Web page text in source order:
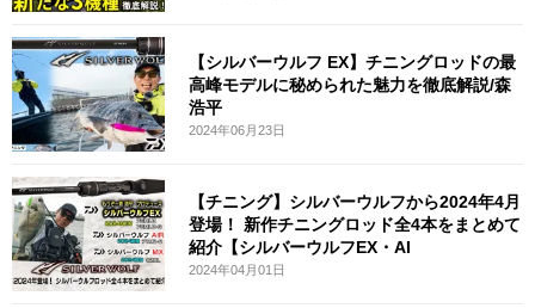
【シルバーウルフ EX】チニングロッドの最
高峰モデルに秘められた魅力を徹底解説/森
浩平
2024年06月23日
【チニング】シルバーウルフから2024年4月
登場！ 新作チニングロッド全4本をまとめて
紹介【シルバーウルフEX・AI
2024年04月01日